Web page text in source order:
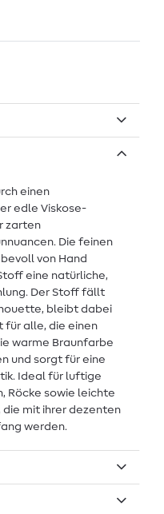
einen
edle Viskose-
zarten
Die feinen
von Hand
eine natürliche,
Der Stoff fällt
bleibt dabei
für alle, die einen
warme Braunfarbe
und sorgt für eine
Ideal für luftige
Röcke sowie leichte
die mit ihrer dezenten
werden.